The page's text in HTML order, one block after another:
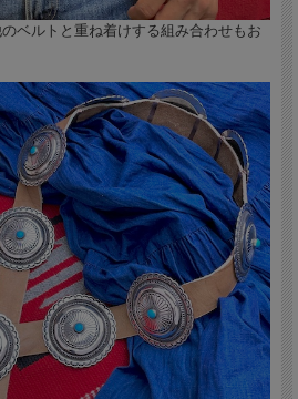
ーナー）から、受賞時のままの未使用状態で手に
ベルトと重ね着けする組み合わせもお